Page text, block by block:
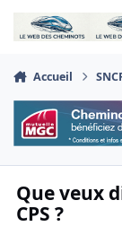
Aller au contenu
Accueil
Que veux
CPS ?